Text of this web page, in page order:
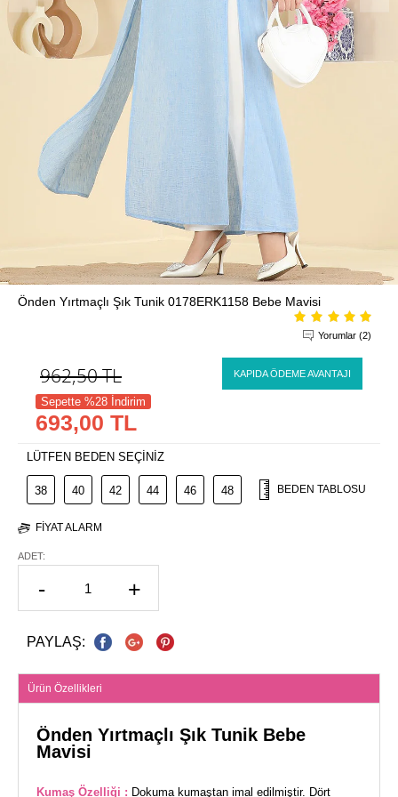
Önden Yırtmaçlı Şık Tunik 0178ERK1158 Bebe Mavisi
Yorumlar (2)
962,50TL KAPIDA ÖDEME AVANTAJI
Sepette %28 İndirim
693,00 TL
LÜTFEN BEDEN SEÇİNİZ
38 40 42 44 46 48 BEDEN TABLOSU
FIYAT ALARM
ADET:
- +
PAYLAŞ:
Ürün Özellikleri
Önden Yırtmaçlı Şık Tunik Bebe
Mavisi
Kumaş Özelliği : Dokuma kumaştan imal edilmiştir. Dört